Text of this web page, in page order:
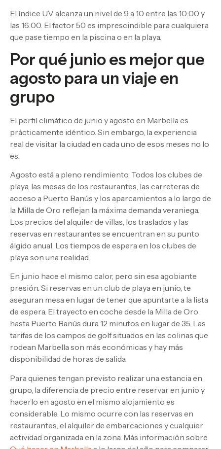
El índice UV alcanza un nivel de 9 a 10 entre las 10:00 y
las 16:00. El factor 50 es imprescindible para cualquiera
que pase tiempo en la piscina o en la playa.
Por qué junio es mejor que
agosto para un viaje en
grupo
El perfil climático de junio y agosto en Marbella es
prácticamente idéntico. Sin embargo, la experiencia
real de visitar la ciudad en cada uno de esos meses no lo
es.
Agosto está a pleno rendimiento. Todos los clubes de
playa, las mesas de los restaurantes, las carreteras de
acceso a Puerto Banús y los aparcamientos a lo largo de
la Milla de Oro reflejan la máxima demanda veraniega.
Los precios del alquiler de villas, los traslados y las
reservas en restaurantes se encuentran en su punto
álgido anual. Los tiempos de espera en los clubes de
playa son una realidad.
En junio hace el mismo calor, pero sin esa agobiante
presión. Si reservas en un club de playa en junio, te
aseguran mesa en lugar de tener que apuntarte a la lista
de espera. El trayecto en coche desde la Milla de Oro
hasta Puerto Banús dura 12 minutos en lugar de 35. Las
tarifas de los campos de golf situados en las colinas que
rodean Marbella son más económicas y hay más
disponibilidad de horas de salida.
Para quienes tengan previsto realizar una estancia en
grupo, la diferencia de precio entre reservar en junio y
hacerlo en agosto en el mismo alojamiento es
considerable. Lo mismo ocurre con las reservas en
restaurantes, el alquiler de embarcaciones y cualquier
actividad organizada en la zona. Más información sobre